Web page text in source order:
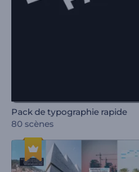
Pack de typographie rapide
80 scènes